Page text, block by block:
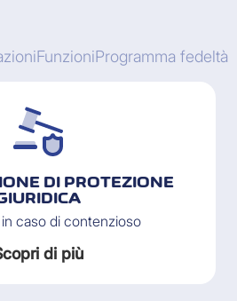
FunzioniProgramma fedeltà
DI PROTEZIONE
caso di contenzioso
di più